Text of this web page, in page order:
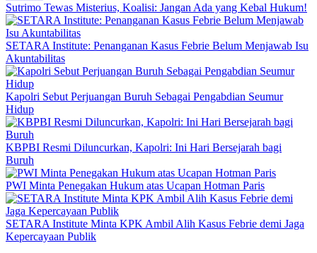
Sutrimo Tewas Misterius, Koalisi: Jangan Ada yang Kebal Hukum!
SETARA Institute: Penanganan Kasus Febrie Belum Menjawab Isu
Akuntabilitas
Kapolri Sebut Perjuangan Buruh Sebagai Pengabdian Seumur
Hidup
KBPBI Resmi Diluncurkan, Kapolri: Ini Hari Bersejarah bagi
Buruh
PWI Minta Penegakan Hukum atas Ucapan Hotman Paris
SETARA Institute Minta KPK Ambil Alih Kasus Febrie demi Jaga
Kepercayaan Publik